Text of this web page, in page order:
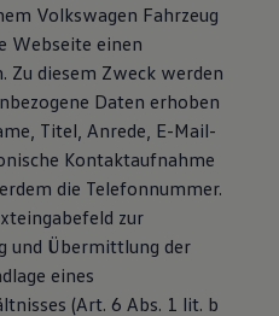
Volkswagen Fahrzeug
Webseite einen
Zu diesem Zweck werden
Daten erhoben
Titel, Anrede, E-Mail-
Kontaktaufnahme
die Telefonnummer.
zur
und Übermittlung der
eines
(Art. 6 Abs. 1 lit. b